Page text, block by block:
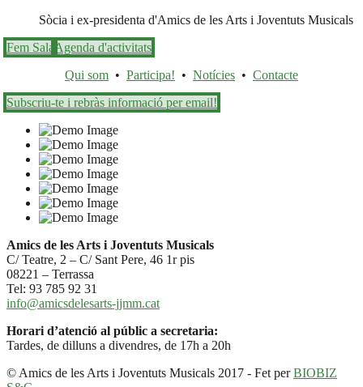
Sòcia i ex-presidenta d'Amics de les Arts i Joventuts Musicals
Fem Sala Agenda d'activitats
Qui som • Participa! • Notícies • Contacte
Subscriu-te i rebràs informació per email!
Amics de les Arts i Joventuts Musicals
C/ Teatre, 2 – C/ Sant Pere, 46 1r pis
08221 – Terrassa
Tel: 93 785 92 31
info@amicsdelesarts-jjmm.cat
Horari d’atenció al públic a secretaria:
Tardes, de dilluns a divendres, de 17h a 20h
© Amics de les Arts i Joventuts Musicals 2017 - Fet perBIOBIZ